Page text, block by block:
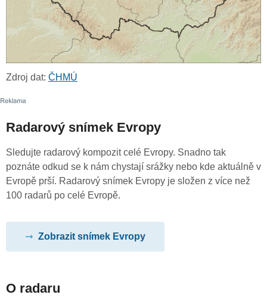
Zdroj dat: ČHMÚ
Radarový snímek Evropy
Sledujte radarový kompozit celé Evropy. Snadno tak
poznáte odkud se k nám chystají srážky nebo kde aktuálně v
Evropě prší. Radarový snímek Evropy je složen z více než
100 radarů po celé Evropě.
Zobrazit snímek Evropy
O radaru